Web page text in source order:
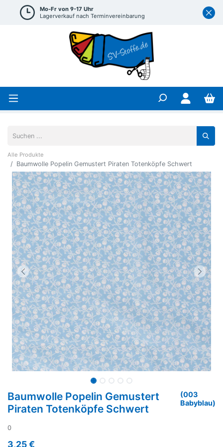
Mo-Fr von 9-17 Uhr
Lagerverkauf nach Terminvereinbarung
Alle Produkte
Baumwolle Popelin Gemustert Piraten Totenköpfe Schwert
Baumwolle Popelin Gemustert
Piraten Totenköpfe Schwert
(003
Babyblau)
0
3,25€